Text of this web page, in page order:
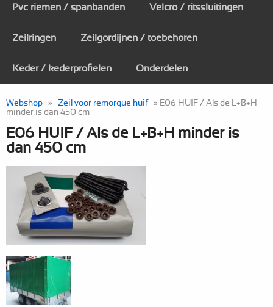
Pvc riemen / spanbanden Velcro / ritssluitingen
Zeilringen Zeilgordijnen / toebehoren
Keder / kederprofielen Onderdelen
Webshop » Zeil voor remorque huif » E06 HUIF / Als de L+B+H
minder is dan 450 cm
E06 HUIF / Als de L+B+H minder is
dan 450 cm